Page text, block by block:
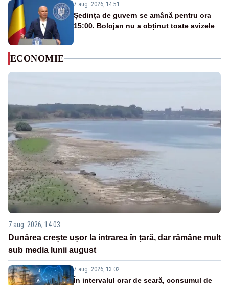
7 aug. 2026, 14:51
Ședința de guvern se amână pentru ora
15:00. Bolojan nu a obținut toate avizele
ECONOMIE
7 aug. 2026, 14:03
Dunărea crește ușor la intrarea în țară, dar rămâne mult
sub media lunii august
7 aug. 2026, 13:02
În intervalul orar de seară, consumul de